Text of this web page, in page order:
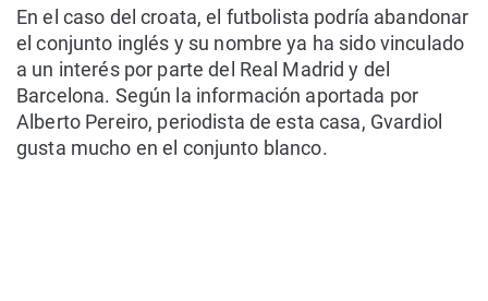
En el caso del croata, el futbolista podría abandonar
el conjunto inglés y su nombre ya ha sido vinculado
a un interés por parte del Real Madrid y del
Barcelona. Según la información aportada por
Alberto Pereiro, periodista de esta casa, Gvardiol
gusta mucho en el conjunto blanco.